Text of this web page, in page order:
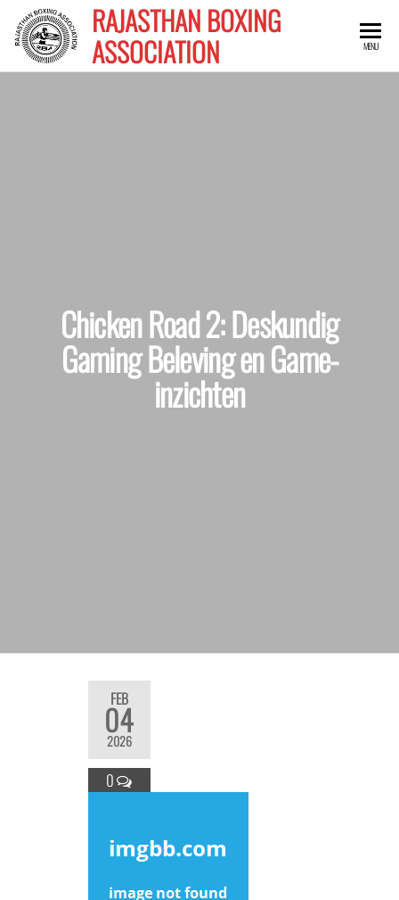
RAJASTHAN BOXING
ASSOCIATION MENU
Chicken Road 2: Deskundig
Gaming Beleving en Game-
inzichten
FEB
04
2026
0